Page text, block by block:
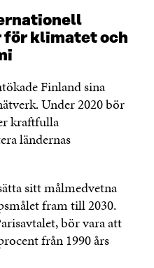
klimatet och
Finland sina
Under 2020 bör
kraftfulla
ländernas
sitt målmedvetna
fram till 2030.
bör vara att
från 1990 års